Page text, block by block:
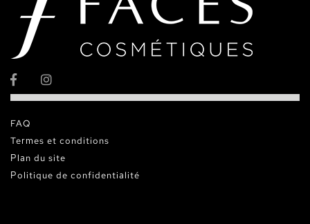
FAQ
Termes et conditions
Plan du site
Politique de confidentialité